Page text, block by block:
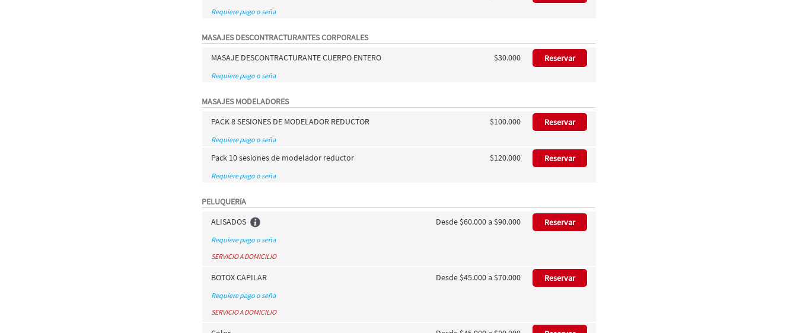
Requiere pago o seña
MASAJES DESCONTRACTURANTES CORPORALES
MASAJE DESCONTRACTURANTE CUERPO ENTERO
$30.000 Reservar
Requiere pago o seña
MASAJES MODELADORES
PACK 8 SESIONES DE MODELADOR REDUCTOR
$100.000 Reservar
Requiere pago o seña
Pack 10 sesiones de modelador reductor $120.000 Reservar
Requiere pago o seña
PELUQUERíA
ALISADOS
Desde $60.000 a $90.000 Reservar
Requiere pago o seña
SERVICIO A DOMICILIO
BOTOX CAPILAR Desde $45.000 a $70.000 Reservar
Requiere pago o seña
SERVICIO A DOMICILIO